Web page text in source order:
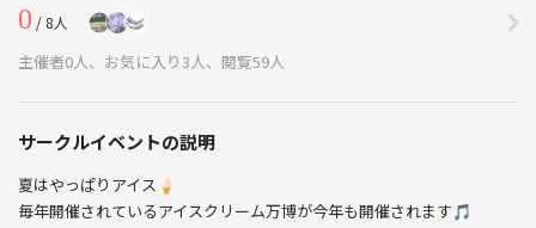
0 / 8人
主催者0人、お気に入り3人、閲覧59人
サークルイベントの説明
夏はやっぱりアイス🍦
毎年開催されているアイスクリーム万博が今年も開催されます🎵